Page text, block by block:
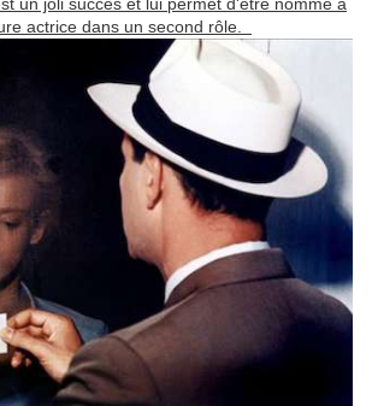
actrice dans un second rôle.